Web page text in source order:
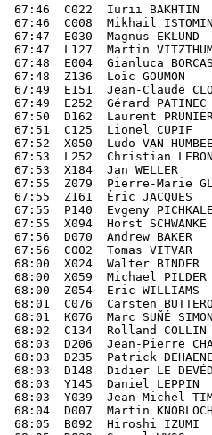
8:01  C076  Carsten BUTTERON                    DE         AUDAX RAND. ALLEMAGNE
 68:01  K076  Marc SUÑÉ SIMON                     ES         BICI GRANDIA
 68:02  C134  Rolland COLLIN                      FR         Ass. Cyclos Julianais
 68:03  D206  Jean-Pierre CHARDON                 FR         Cyclotourisme de Maurepas
 68:03  D235  Patrick DEHAENE                     FR         Club Cyclo de Marquise
 68:03  D148  Didier LE DEVÉDEC                   FR         Cyclotourisme de Maurepas
 68:03  Y145  Daniel LEPPIN                       DE         ARA NORDBAYERN FRANKISCHE ALB
 68:03  Y039  Jean Michel TIMMERMANS              NL         EURAUDAX RAND.NED. OSSENDRECHT
 68:04  D007  Martin KNOBLOCH                     DE         AUDAX RANDONNEURS AUSTRIA
 68:05  B092  Hiroshi IZUMI                       JP         AUDAX RANDONNEURS SAITAMA
 68:05  D030  Samuel WYSS                         CH         VC ORBE
 68:07  R304  Thierry CHAUDEUR                    FR         Cyclo Club de la Mandallaz - Sillingy
 68:08  E219  Gwenaël HÉMON                       FR         Cyclo Rand. Cornouaille - Quimper
 68:08  A164  Daniel ORTILLON                     FR         UC Percheronne - Mortagne au Perche
 68:08  C254  Clinton Jean SUMNER                 ZA         INDIVIDUEL
 68:09  C176  François COM                        FR         Club Cyclo du Poher - Carhaix
 68:09  Z080  Daniël Maurice Léon DE NIJS         BE         LIERSE BCR
 68:09  C222  Yvon LE CALVEZ                      FR         Club Cyclo du Poher - Carhaix
 68:09  Y199  Thierry MORLET                      FR         Vélo Club Val d'Europe Wasteels
 68:09  Z015  Jan RIGOLLE                         BE         THE IDEAL CYCLING TEAM
 68:10  E236  Philippe GUILLOT                    FR         AS Bourse
 68:12  C052  Luca AGOSTI                         IT         SPORTLER
 68:13  B116  Bruno DAUCHEZ                       FR         Membre Individuel 38 FFCT
 68:13  X280  Hervé DELECOEUILLERIE               FR         ASPTT Amiens
 68:13  B155  Sven GRUNDMANN                      DE         ARA REGION KÖLN
 68:13  L006  Tommy HEINERMARK                    SE         RANDONNEURS SVERIGE
 68:13  H227  Jan Jose KRAEMER                    PR         SAN JUAN CYCLING CLUB
 68:13  X277  Sylvian TAMPIGNY                    FR         US Cheminots d'Amiens
 68:13  H145  Rinaldo TOSON                       IT         TEAM GRANZON
 68:15  B214  Bruno COQUEMONT                     FR         Roue Libre Ambarroise
 68:15  Y109  Dougin WALKER                       US         NEW JERSEY RANDONNEURS
 68:16  D256  Vincenzo FERRARESE                  IT         RACING TEAM LA BICI-ARQUATA S.
 68:16  A118  Stefan FLINK                        SE         CK SUNDET
 68:16  F210  Laurent JUBIN                       FR     TM  Membre Individuel 44 FFCT
 68:16  F211  Sylvie QUÉMENER                     FR  F  TM  Membre Individuel 44 FFCT
 68:19  J144  Alexander MURAVEV                   RU         VELO CLUB VESTLAND RANDONNEUR (KALININGRA
 68:20  E123  Christian MAUDUIT                   FR         Union Vélo. Argenteuil
 68:22  X217  Philippe CARPENTIER                 FR         ASPTT Béthune
 68:24  B142  Bruno FONTAINE                      FR